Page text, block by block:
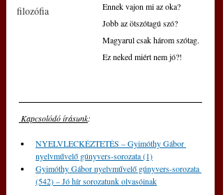
filozófia
Ennek vajon mi az oka?
Jobb az ötszótagú szó?
Magyarul csak három szótag.
Ez neked miért nem jó?!
Kapcsolódó írásunk:
NYELVLECKÉZTETÉS – Gyimóthy Gábor
nyelvművelő gúnyvers-sorozata (1)
Gyimóthy Gábor nyelvművelő gúnyvers-sorozata
(542) – Jó hír sorozatunk olvasóinak